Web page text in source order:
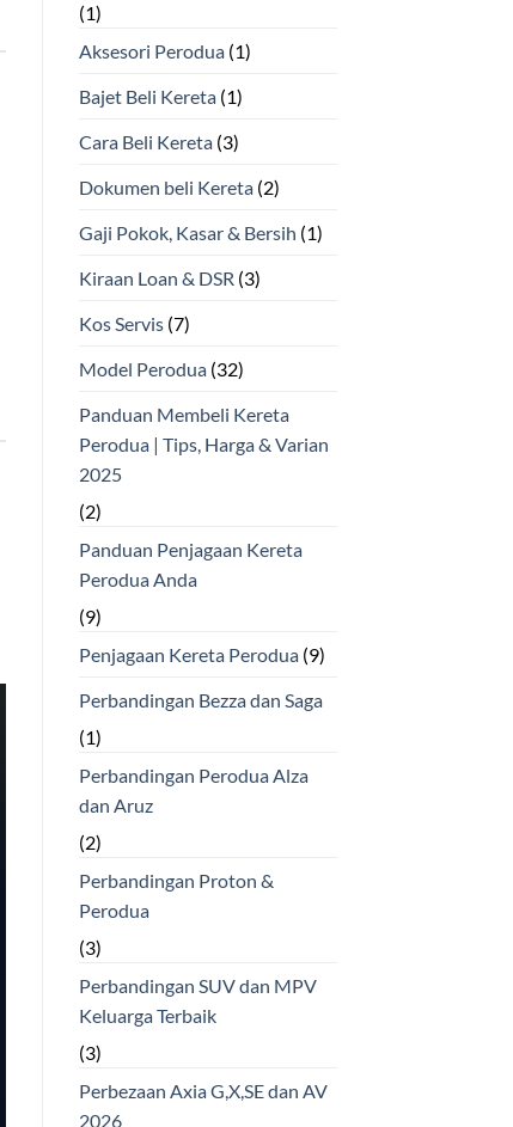
(1)
Aksesori Perodua(1)
Bajet Beli Kereta(1)
Cara Beli Kereta(3)
Dokumen beli Kereta(2)
Gaji Pokok, Kasar & Bersih (1)
Kiraan Loan & DSR (3)
Kos Servis(7)
Model Perodua(32)
Panduan Membeli Kereta
Perodua | Tips, Harga & Varian
2025
(2)
Panduan Penjagaan Kereta
Perodua Anda
(9)
Penjagaan Kereta Perodua(9)
Perbandingan Bezza dan Saga
(1)
Perbandingan Perodua Alza
dan Aruz
(2)
Perbandingan Proton &
Perodua
(3)
Perbandingan SUV dan MPV
Keluarga Terbaik
(3)
Perbezaan Axia G,X,SE dan AV
2026